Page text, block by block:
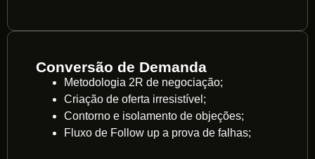
Conversão de Demanda
Metodologia 2R de negociação;
Criação de oferta irresistível;
Contorno e isolamento de objeções;
Fluxo de Follow up a prova de falhas;